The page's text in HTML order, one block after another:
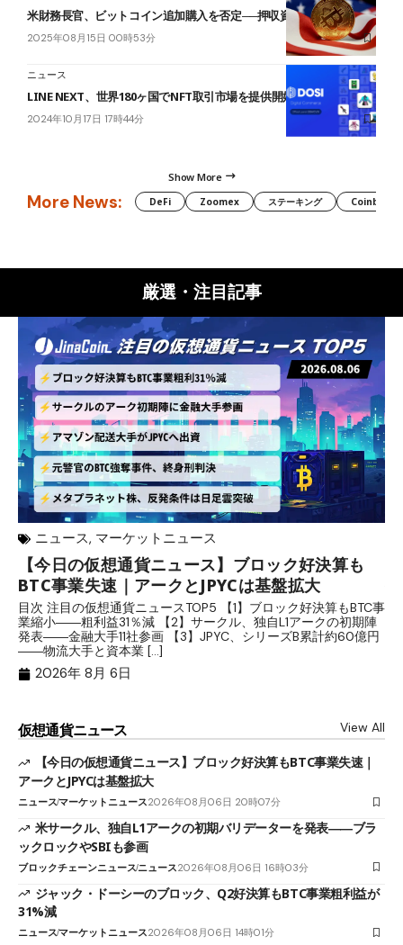
米財務長官、ビットコイン追加購入を否定──押収資産で準備金拡充
2025年08月15日 00時53分
ニュース
LINE NEXT、世界180ヶ国でNFT取引市場を提供開始
2024年10月17日 17時44分
Show More
More News: DeFi Zoomex ステーキング Coinbase
厳選・注目記事
ニュース, マーケットニュース
【今日の仮想通貨ニュース】ブロック好決算も
BTC事業失速｜アークとJPYCは基盤拡大
目次 注目の仮想通貨ニュースTOP5 【1】ブロック好決算もBTC事
業縮小――粗利益31％減 【2】サークル、独自L1アークの初期陣
発表――金融大手11社参画 【3】JPYC、シリーズB累計約60億円
――物流大手と資本業 […]
2026年 8月 6日
仮想通貨ニュース View All
【今日の仮想通貨ニュース】ブロック好決算もBTC事業失速｜
アークとJPYCは基盤拡大
ニュースマーケットニュース2026年08月06日 20時07分
米サークル、独自L1アークの初期バリデーターを発表――ブラ
ックロックやSBIも参画
ブロックチェーンニュースニュース2026年08月06日 16時03分
ジャック・ドーシーのブロック、Q2好決算もBTC事業粗利益が
31%減
ニュースマーケットニュース2026年08月06日 14時01分